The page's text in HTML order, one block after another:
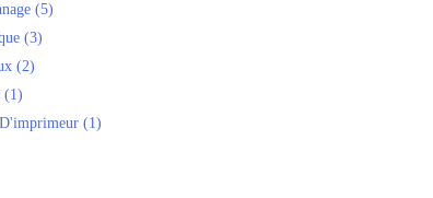
(5)
(3)
(2)
(1)
D'imprimeur (1)